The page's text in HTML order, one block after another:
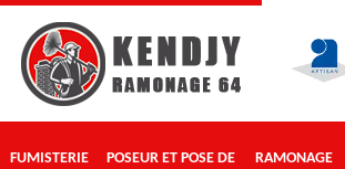
FUMISTERIE
POSEUR ET POSE DE
RAMONAGE